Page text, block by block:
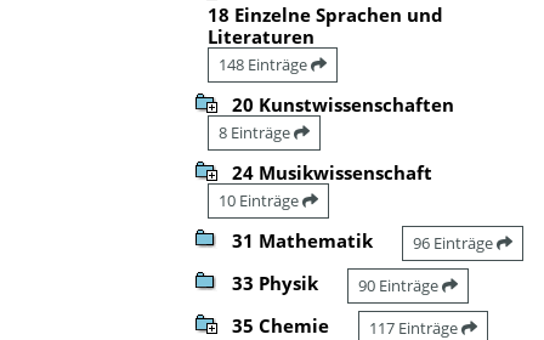
18 Einzelne Sprachen und
Literaturen
148 Einträge
20 Kunstwissenschaften
8 Einträge
24 Musikwissenschaft
10 Einträge
31 Mathematik 96 Einträge
33 Physik 90 Einträge
35 Chemie 117 Einträge